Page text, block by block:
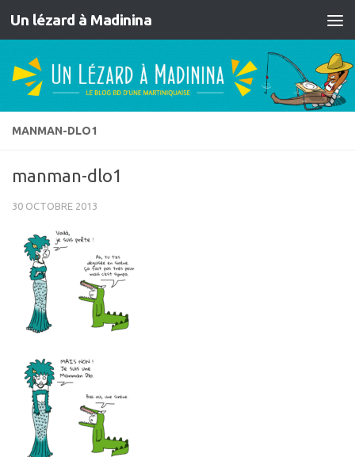
Skip to content
Un lézard à Madinina
MANMAN-DLO1
manman-dlo1
30 OCTOBRE 2013